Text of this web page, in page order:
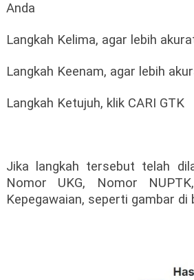
Anda
Langkah Kelima, agar lebih
Langkah Keenam, agar lebih
Langkah Ketujuh, klik CARI GTK
Jika langkah tersebut telah
Nomor UKG, Nomor
Kepegawaian, seperti gambar di